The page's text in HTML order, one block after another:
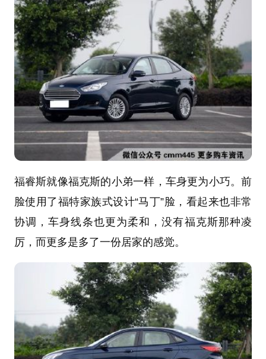
福睿斯就像福克斯的小弟一样，车身更为小巧。前
脸使用了福特家族式设计“马丁”脸，看起来也非常
协调，车身线条也更为柔和，没有福克斯那种凌
厉，而更多是多了一份居家的感觉。